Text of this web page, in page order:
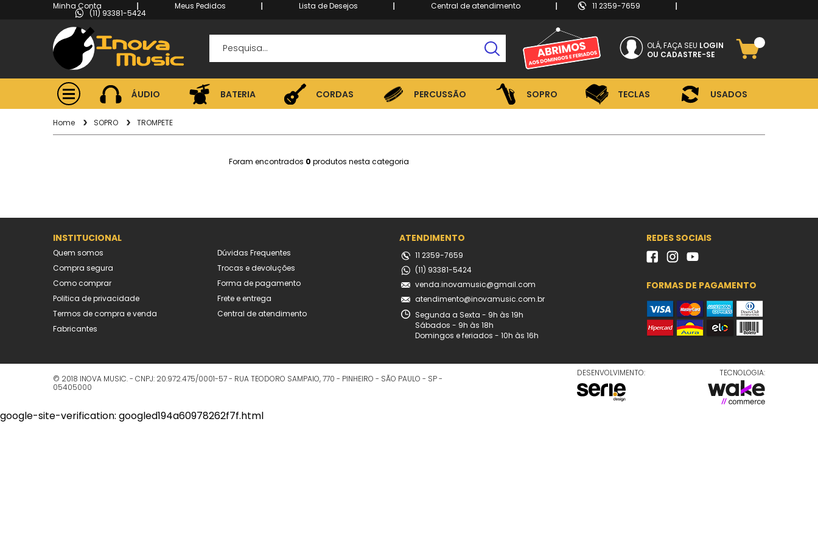
Minha Conta Meus Pedidos Lista de Desejos Central de atendimento 11 2359-7659
(11) 93381-5424
OLÁ, FAÇA SEU LOGIN
CADASTRE-SE
ÁUDIO BATERIA CORDAS PERCUSSÃO SOPRO TECLAS USADOS
ÁUDIO CORDAS
Home SOPRO TROMPETE
Foram encontrados 0 produtos nesta categoria
INSTITUCIONAL
Quem somos
Compra segura
Como comprar
Politica de privacidade
Termos de compra e venda
Fabricantes
Dúvidas Frequentes
Trocas e devoluções
Forma de pagamento
Frete e entrega
Central de atendimento
ATENDIMENTO
11 2359-7659
(11) 93381-5424
venda.inovamusic@gmail.com
atendimento@inovamusic.com.br
Segunda a Sexta - 9h às 19h
Sábados - 9h às 18h
Domingos e feriados - 10h às 16h
REDES SOCIAIS
FORMAS DE PAGAMENTO
© 2018 INOVA MUSIC.- CNPJ: 20.972.475/0001-57- RUA TEODORO SAMPAIO, 770 - PINHEIRO - SÃO PAULO - SP-
05405000
DESENVOLVIMENTO: TECNOLOGIA:
google-site-verification: googled194a60978262f7f.html